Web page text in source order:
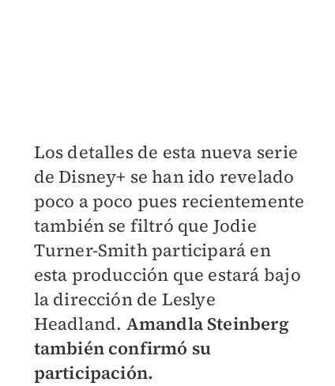
Los detalles de esta nueva serie
de Disney+ se han ido revelado
poco a poco pues recientemente
también se filtró que Jodie
Turner-Smith participará en
esta producción que estará bajo
la dirección de Leslye
Headland. Amandla Steinberg
también confirmó su
participación.